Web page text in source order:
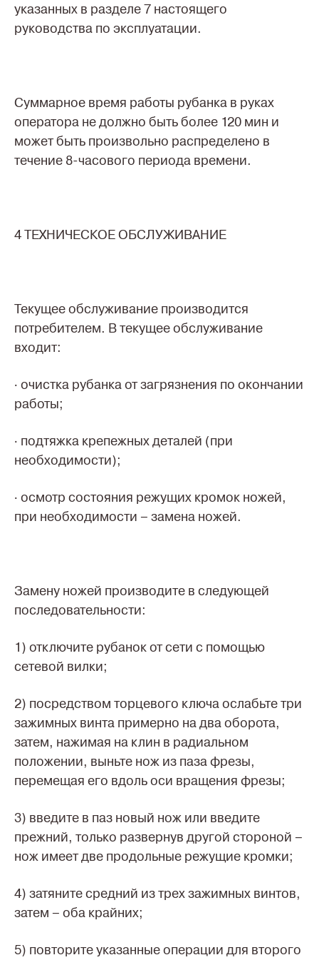
указанных в разделе 7 настоящего
руководства по эксплуатации.
Суммарное время работы рубанка в руках
оператора не должно быть более 120 мин и
может быть произвольно распределено в
течение 8-часового периода времени.
4 ТЕХНИЧЕСКОЕ ОБСЛУЖИВАНИЕ
Текущее обслуживание производится
потребителем. В текущее обслуживание
входит:
· очистка рубанка от загрязнения по окончании
работы;
· подтяжка крепежных деталей (при
необходимости);
· осмотр состояния режущих кромок ножей,
при необходимости – замена ножей.
Замену ножей производите в следующей
последовательности:
1) отключите рубанок от сети с помощью
сетевой вилки;
2) посредством торцевого ключа ослабьте три
зажимных винта примерно на два оборота,
затем, нажимая на клин в радиальном
положении, выньте нож из паза фрезы,
перемещая его вдоль оси вращения фрезы;
3) введите в паз новый нож или введите
прежний, только развернув другой стороной –
нож имеет две продольные режущие кромки;
4) затяните средний из трех зажимных винтов,
затем – оба крайних;
5) повторите указанные операции для второго